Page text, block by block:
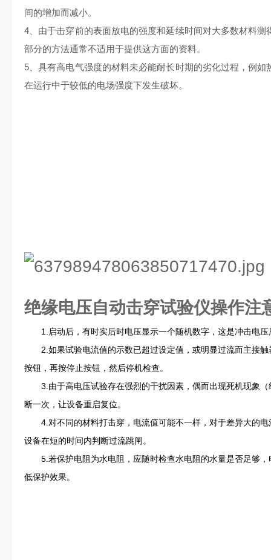
间的增加而减小。
4、由于击穿前的表面放电的强度和延续时间对大多数材料
部分的方法通常不适用于提供这方面的资料。
5、具有高电气强度的材料未必能耐长时期的劣化过程，例
在运行中于较低的电场强度下发生破坏。
绝缘电压自动击穿试验仪操作注
1.启动后，有时实后时电压显示一个随机数字，这是冲击电压
2.如果试验电流值的示数已超过设定值，或明显过流而主接触
按钮，再按停止按钮，然后停机检查。
3.由于高电压试验存在强烈的干扰因素，偶而出现死机现象（
断一次，让设备重启复位。
4.对不同的材料打击穿，电流值可能不一样，对于差异大的电
设备在短的时间内判断过流跳闸。
5.若保护电阻为水电阻，应随时检查水电阻的水量是否足够，
低保护效果。